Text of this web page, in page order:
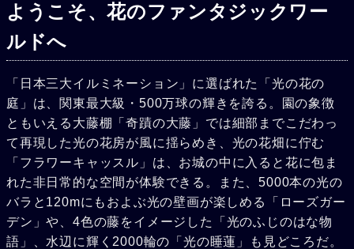
ようこそ、花のファンタジックワー
ルドへ
「日本三大イルミネーション」に選ばれた「光の花の
庭」は、関東最大級・500万球の輝きを誇る。園の象徴
ともいえる大藤棚「奇蹟の大藤」では細部までこだわっ
て再現した光の花房が風に揺らめき、光の花畑に佇む
「フラワーキャッスル」は、お城の中に入ると花に包ま
れた非日常的な空間が体験できる。また、5000本の光の
バラと120mにもおよぶ光の壁画が楽しめる「ローズガー
デン」や、4色の藤をイメージした「光のふじのはな物
語」、水辺に輝く2000輪の「光の睡蓮」も見どころだ。